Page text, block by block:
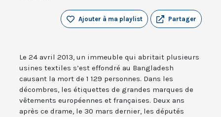
Partager
Ajouter à ma playlist
Le 24 avril 2013, un immeuble qui abritait plusieurs
usines textiles s’est effondré au Bangladesh
causant la mort de 1 129 personnes. Dans les
décombres, les étiquettes de grandes marques de
vêtements européennes et françaises. Deux ans
après ce drame, le 30 mars dernier, les députés